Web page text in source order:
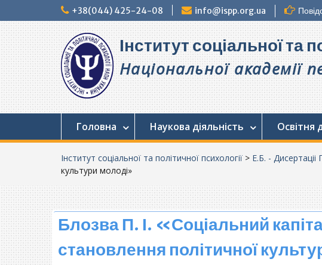
до
+38(044) 425-24-08 info@ispp.org.ua
Інститут соціальної та
Національної академії
Головна Наукова діяльність Освітня
Інститут соціальної та політичної психології > Е.Б. - Дисертаціі
культури молоді»
Блозва П. І. «Соціальний
становлення політичної